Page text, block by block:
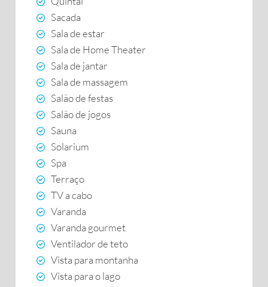
Sacada
Sala de estar
Sala de Home Theater
Sala de jantar
Sala de massagem
Salão de festas
Salão de jogos
Sauna
Solarium
Spa
Terraço
TV a cabo
Varanda
Varanda gourmet
Ventilador de teto
Vista para montanha
Vista para o lago